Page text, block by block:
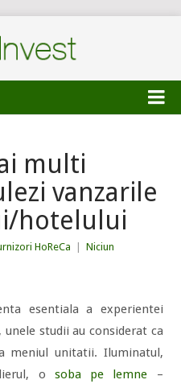
multi
vanzarile
hotelului
HoReCa
Niciun
esentiala a experientei
studii au considerat ca
meniul unitatii. Iluminatul,
o soba pe lemne –